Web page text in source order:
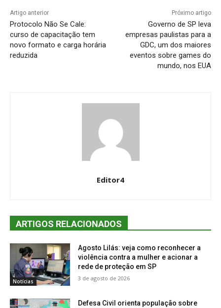
Artigo anterior
Protocolo Não Se Cale:
curso de capacitação tem
novo formato e carga horária
reduzida
Próximo artigo
Governo de SP leva
empresas paulistas para a
GDC, um dos maiores
eventos sobre games do
mundo, nos EUA
Editor4
ARTIGOS RELACIONADOS
Notícias
Agosto Lilás: veja como reconhecer a
violência contra a mulher e acionar a
rede de proteção em SP
3 de agosto de 2026
Defesa Civil orienta população sobre